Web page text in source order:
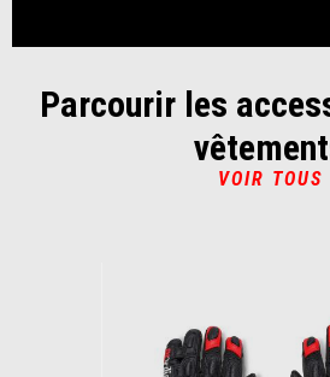
Parcourir les
VOIR TOUS